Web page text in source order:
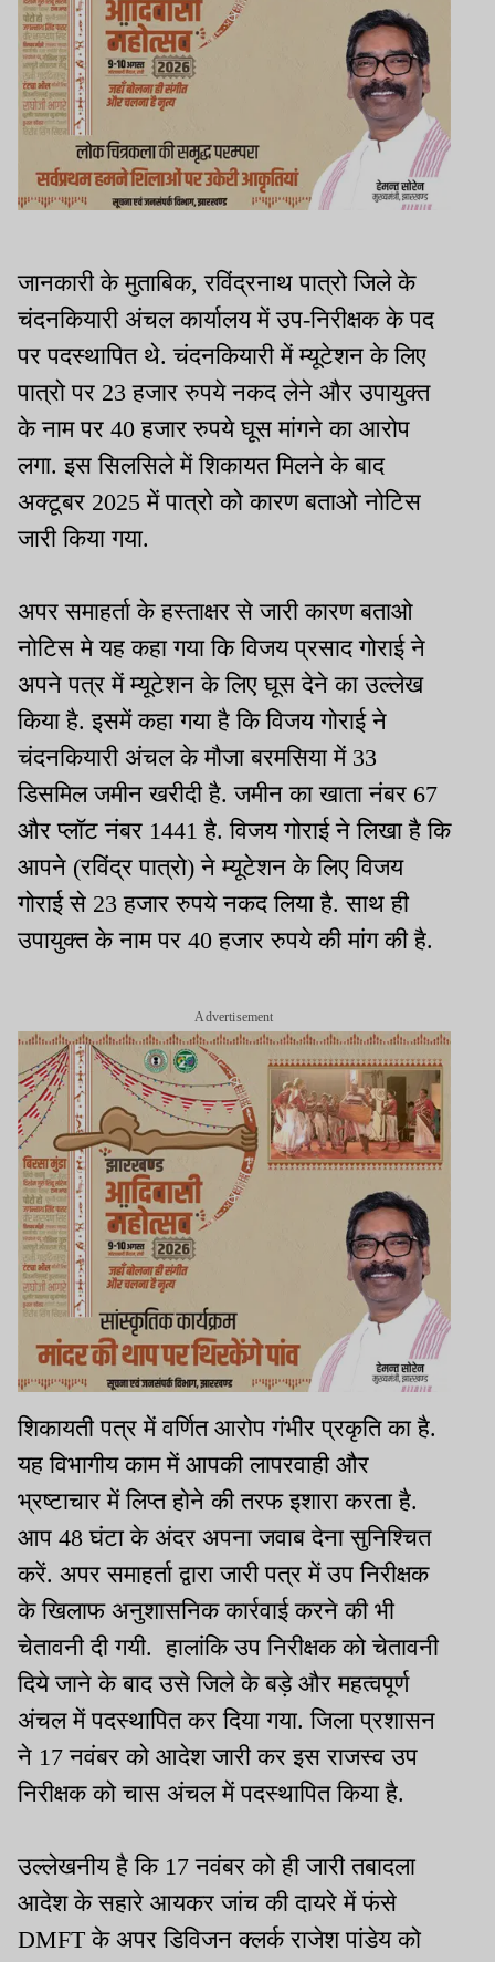
जानकारी के मुताबिक, रविंद्रनाथ पात्रो जिले के
चंदनकियारी अंचल कार्यालय में उप-निरीक्षक के पद
पर पदस्थापित थे. चंदनकियारी में म्यूटेशन के लिए
पात्रो पर 23 हजार रुपये नकद लेने और उपायुक्त
के नाम पर 40 हजार रुपये घूस मांगने का आरोप
लगा. इस सिलसिले में शिकायत मिलने के बाद
अक्टूबर 2025 में पात्रो को कारण बताओ नोटिस
जारी किया गया.
अपर समाहर्ता के हस्ताक्षर से जारी कारण बताओ
नोटिस मे यह कहा गया कि विजय प्रसाद गोराई ने
अपने पत्र में म्यूटेशन के लिए घूस देने का उल्लेख
किया है. इसमें कहा गया है कि विजय गोराई ने
चंदनकियारी अंचल के मौजा बरमसिया में 33
डिसमिल जमीन खरीदी है. जमीन का खाता नंबर 67
और प्लॉट नंबर 1441 है. विजय गोराई ने लिखा है कि
आपने (रविंद्र पात्रो) ने म्यूटेशन के लिए विजय
गोराई से 23 हजार रुपये नकद लिया है. साथ ही
उपायुक्त के नाम पर 40 हजार रुपये की मांग की है.
Advertisement
शिकायती पत्र में वर्णित आरोप गंभीर प्रकृति का है.
यह विभागीय काम में आपकी लापरवाही और
भ्रष्टाचार में लिप्त होने की तरफ इशारा करता है.
आप 48 घंटा के अंदर अपना जवाब देना सुनिश्चित
करें. अपर समाहर्ता द्वारा जारी पत्र में उप निरीक्षक
के खिलाफ अनुशासनिक कार्रवाई करने की भी
चेतावनी दी गयी. हालांकि उप निरीक्षक को चेतावनी
दिये जाने के बाद उसे जिले के बड़े और महत्वपूर्ण
अंचल में पदस्थापित कर दिया गया. जिला प्रशासन
ने 17 नवंबर को आदेश जारी कर इस राजस्व उप
निरीक्षक को चास अंचल में पदस्थापित किया है.
उल्लेखनीय है कि 17 नवंबर को ही जारी तबादला
आदेश के सहारे आयकर जांच की दायरे में फंसे
DMFT के अपर डिविजन क्लर्क राजेश पांडेय को